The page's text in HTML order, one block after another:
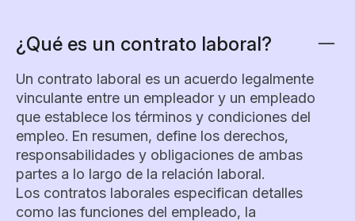
¿Qué es un contrato laboral?
Un contrato laboral es un acuerdo legalmente
vinculante entre un empleador y un empleado
que establece los términos y condiciones del
empleo. En resumen, define los derechos,
responsabilidades y obligaciones de ambas
partes a lo largo de la relación laboral.
Los contratos laborales especifican detalles
como las funciones del empleado, la